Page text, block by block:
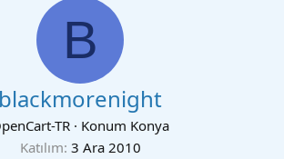
B
blackmorenight
TR · Konum Konya
Katılım 3 Ara 2010